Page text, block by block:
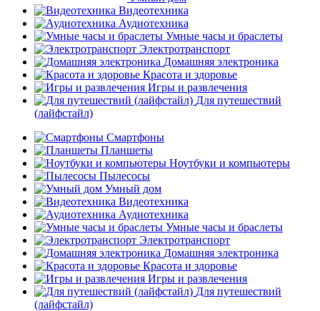
Видеотехника
Аудиотехника
Умные часы и браслеты
Электротранспорт
Домашняя электроника
Красота и здоровье
Игры и развлечения
Для путешествий
(лайфстайл)
Смартфоны
Планшеты
Ноутбуки и компьютеры
Пылесосы
Умный дом
Видеотехника
Аудиотехника
Умные часы и браслеты
Электротранспорт
Домашняя электроника
Красота и здоровье
Игры и развлечения
Для путешествий
(лайфстайл)